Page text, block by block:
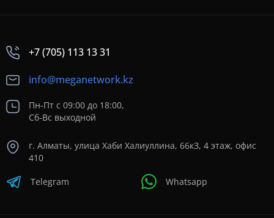
+7 (705) 113 13 31
info@meganetwork.kz
Пн-Пт с 09:00 до 18:00,
Сб-Вс выходной
г. Алматы, улица Хаби Халиуллина, 66кЗ, 4 этаж, офис
410
Telegram Whatsapp